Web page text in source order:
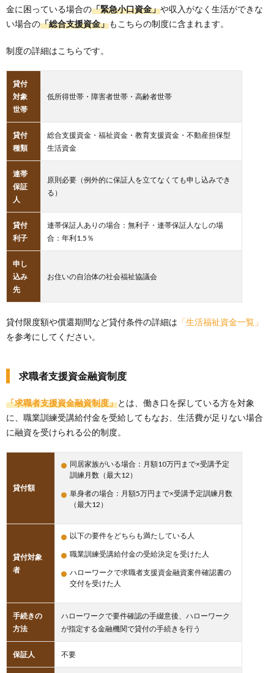
金に困っている場合の「緊急小口資金」や収入がなく生活ができな
い場合の「総合支援資金」もこちらの制度に含まれます。
制度の詳細はこちらです。
貸付
対象
世帯
低所得世帯・障害者世帯・高齢者世帯
貸付
種類
総合支援資金・福祉資金・教育支援資金・不動産担保型
生活資金
連帯
保証
人
原則必要（例外的に保証人を立てなくても申し込みでき
る）
貸付
利子
連帯保証人ありの場合：無利子・連帯保証人なしの場
合：年利1.5％
申し
込み
先
お住いの自治体の社会福祉協議会
貸付限度額や償還期間など貸付条件の詳細は 「生活福祉資金一覧」
を参考にしてください。
求職者支援資金融資制度
「求職者支援資金融資制度」とは、働き口を探している方を対象
に、職業訓練受講給付金を受給してもなお、生活費が足りない場合
に融資を受けられる公的制度。
貸付額
同居家族がいる場合：月額10万円まで×受講予定
訓練月数（最大12）
単身者の場合：月額5万円まで×受講予定訓練月数
（最大12）
貸付対象
者
以下の要件をどちらも満たしている人
職業訓練受講給付金の受給決定を受けた人
ハローワークで求職者支援資金融資案件確認書の
交付を受けた人
手続きの
方法
ハローワークで要件確認の手綴意後、ハローワーク
が指定する金融機関で貸付の手続きを行う
保証人 不要